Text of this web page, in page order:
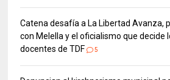
Catena desafía a La Libertad Avanza,
con Melella y el oficialismo que decide
docentes de TDF
5